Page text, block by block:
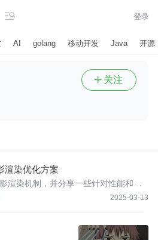
 登录
AI golang 移动开发 Java 开源
 关注
渲染优化方案
2025-03-13
渲染机制，并分享一些针对性能和效
者在不同场景下做出最佳的权衡选